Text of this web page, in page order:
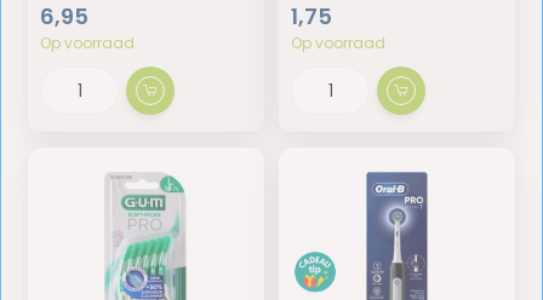
6,95
Op voorraad
1,75
Op voorraad